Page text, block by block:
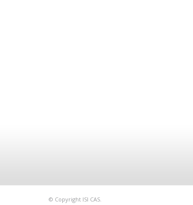
© Copyright ISI CAS.